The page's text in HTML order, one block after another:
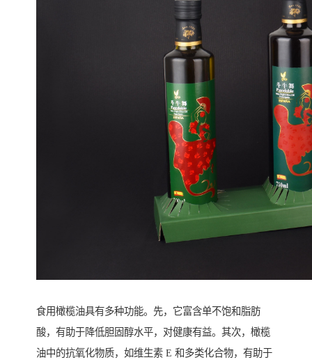
食用橄榄油具有多种功能。先，它富含单不饱和脂肪
酸，有助于降低胆固醇水平，对健康有益。其次，橄榄
油中的抗氧化物质，如维生素 E 和多类化合物，有助于